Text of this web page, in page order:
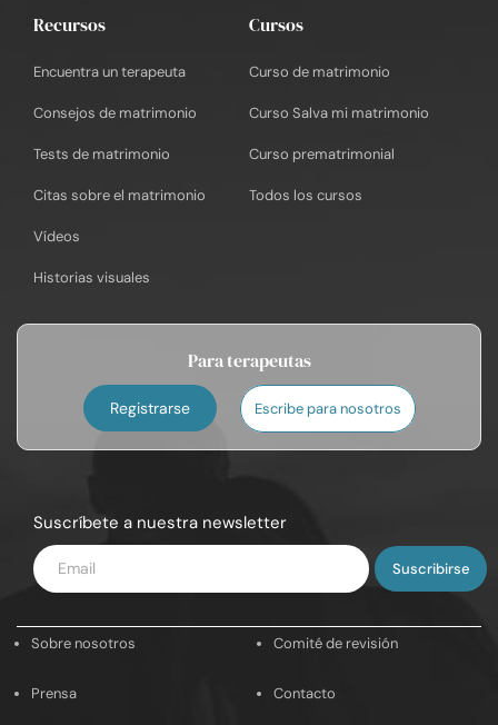
Recursos
Encuentra un terapeuta
Consejos de matrimonio
Tests de matrimonio
Citas sobre el matrimonio
Vídeos
Historias visuales
Cursos
Curso de matrimonio
Curso Salva mi matrimonio
Curso prematrimonial
Todos los cursos
Para terapeutas
Registrarse Escribe para nosotros
Suscríbete a nuestra newsletter
Introduce
tu
Sobre nosotros Comité de revisión
Prensa Contacto